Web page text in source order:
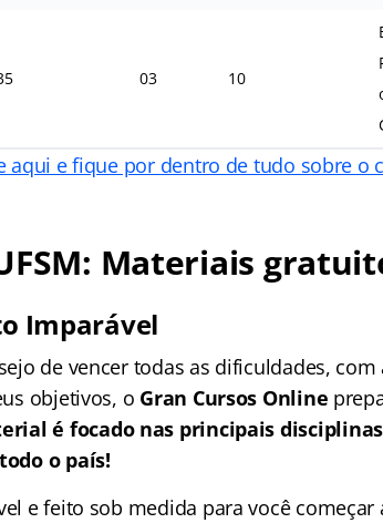
03 10
aqui e fique por dentro de tudo sobre o
Materiais
Imparável
de vencer todas as dificuldades,
objetivos, o Gran Cursos Online
é focado nas principais
o país!
e feito sob medida para você começar